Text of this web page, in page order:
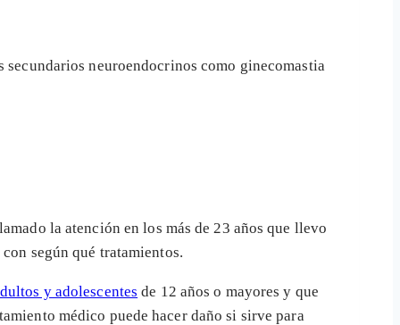
neuroendocrinos como ginecomastia
la atención en los más de 23 años que llevo
según qué tratamientos.
y adolescentes de 12 años o mayores y que
médico puede hacer daño si sirve para